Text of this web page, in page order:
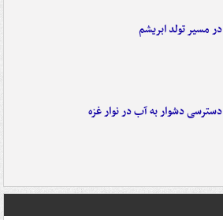
در مسیر تولد ابریشم
دسترسی دشوار به آب در نوار غزه